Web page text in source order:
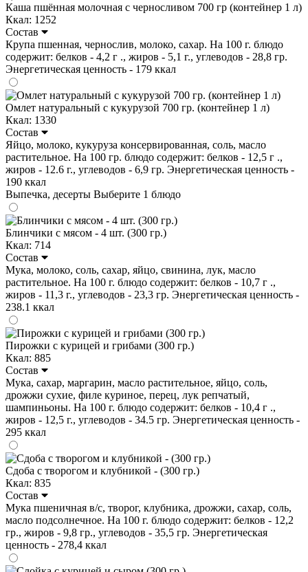
Каша пшённая молочная с черносливом 700 гр (контейнер 1 л)
Ккал: 1252
Состав
Крупа пшенная, чернослив, молоко, сахар. На 100 г. блюдо
содержит: белков - 4,2 г ., жиров - 5,1 г., углеводов - 28,8 гр.
Энергетическая ценность - 179 ккал
Омлет натуральный с кукурузой 700 гр. (контейнер 1 л)
Ккал: 1330
Состав
Яйцо, молоко, кукуруза консервированная, соль, масло
растительное. На 100 гр. блюдо содержит: белков - 12,5 г .,
жиров - 12.6 г., углеводов - 6,9 гр. Энергетическая ценность -
190 ккал
Выпечка, десерты Выберите 1 блюдо
Блинчики с мясом - 4 шт. (300 гр.)
Ккал: 714
Состав
Мука, молоко, соль, сахар, яйцо, свинина, лук, масло
растительное. На 100 г. блюдо содержит: белков - 10,7 г .,
жиров - 11,3 г., углеводов - 23,3 гр. Энергетическая ценность -
238.1 ккал
Пирожки с курицей и грибами (300 гр.)
Ккал: 885
Состав
Мука, сахар, маргарин, масло растительное, яйцо, соль,
дрожжи сухие, филе куриное, перец, лук репчатый,
шампиньоны. На 100 г. блюдо содержит: белков - 10,4 г .,
жиров - 12,5 г., углеводов - 34.5 гр. Энергетическая ценность -
295 ккал
Сдоба с творогом и клубникой - (300 гр.)
Ккал: 835
Состав
Мука пшеничная в/с, творог, клубника, дрожжи, сахар, соль,
масло подсолнечное. На 100 г. блюдо содержит: белков - 12,2
гр., жиров - 9,8 гр., углеводов - 35,5 гр. Энергетическая
ценность - 278,4 ккал